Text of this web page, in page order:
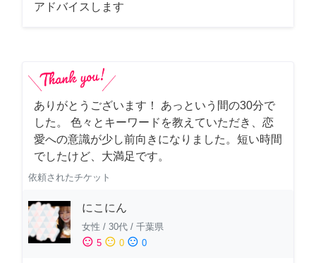
アドバイスします
ありがとうございます！ あっという間の30分で
した。 色々とキーワードを教えていただき、恋
愛への意識が少し前向きになりました。短い時間
でしたけど、大満足です。
依頼されたチケット
にこにん
女性 / 30代 / 千葉県
sentiment_satisfied 5 sentiment_neutral 0 sentiment_dissatisfied 0